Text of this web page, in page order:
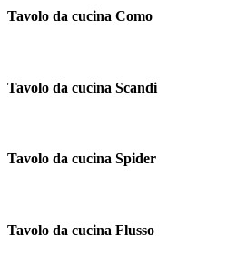
Tavolo da cucina Como
Tavolo da cucina Scandi
Tavolo da cucina Spider
Tavolo da cucina Flusso